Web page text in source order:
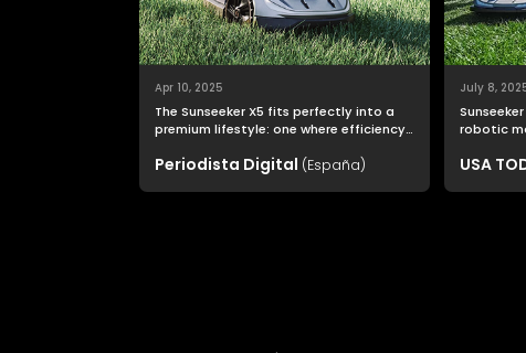
Apr 10, 2025
The Sunseeker X5 fits perfectly into a
premium lifestyle: one where efficiency
Periodista Digital (España)
July 8,
robotic
USA